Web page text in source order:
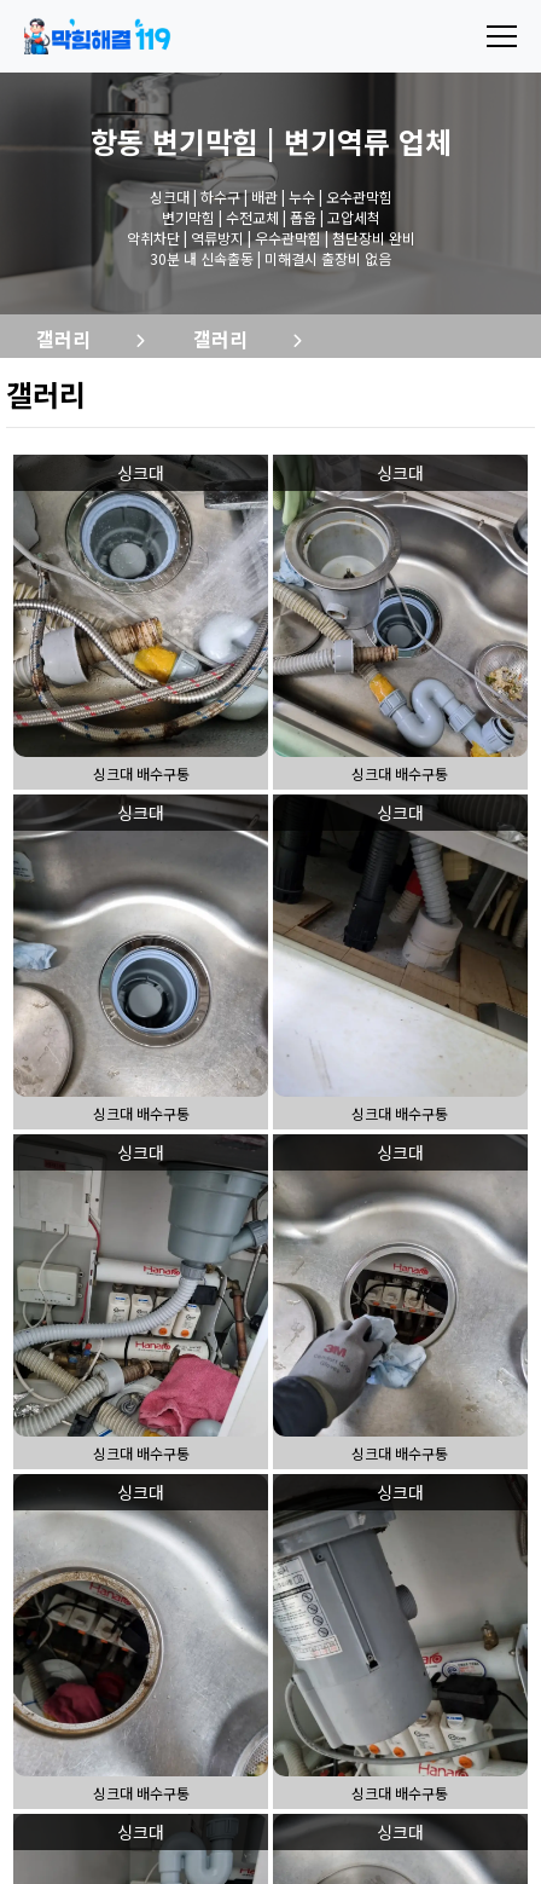
항동 변기막힘 | 변기역류 업체
싱크대 | 하수구 | 배관 | 누수 | 오수관막힘
변기막힘 | 수전교체 | 폽옵 | 고압세척
악취차단 | 역류방지 | 우수관막힘 | 첨단장비 완비
30분 내 신속출동 | 미해결시 출장비 없음
갤러리 갤러리
갤러리
싱크대
싱크대 배수구통
싱크대
싱크대 배수구통
싱크대
싱크대 배수구통
싱크대
싱크대 배수구통
싱크대
싱크대 배수구통
싱크대
싱크대 배수구통
싱크대
싱크대 배수구통
싱크대
싱크대 배수구통
싱크대 싱크대